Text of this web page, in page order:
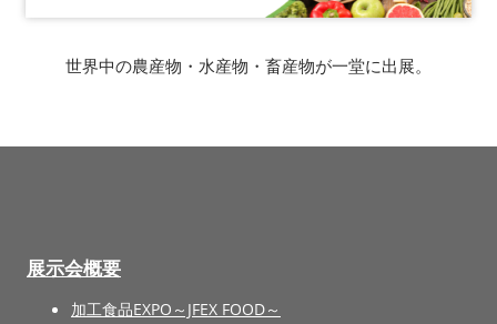
世界中の農産物・水産物・畜産物が一堂に出展。
展示会概要
加工食品EXPO～JFEX FOOD～